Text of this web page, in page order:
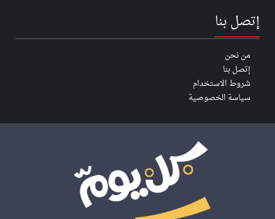
إتصل بنا
من نحن
إتصل بنا
شروط الاستخدام
سياسة الخصوصية